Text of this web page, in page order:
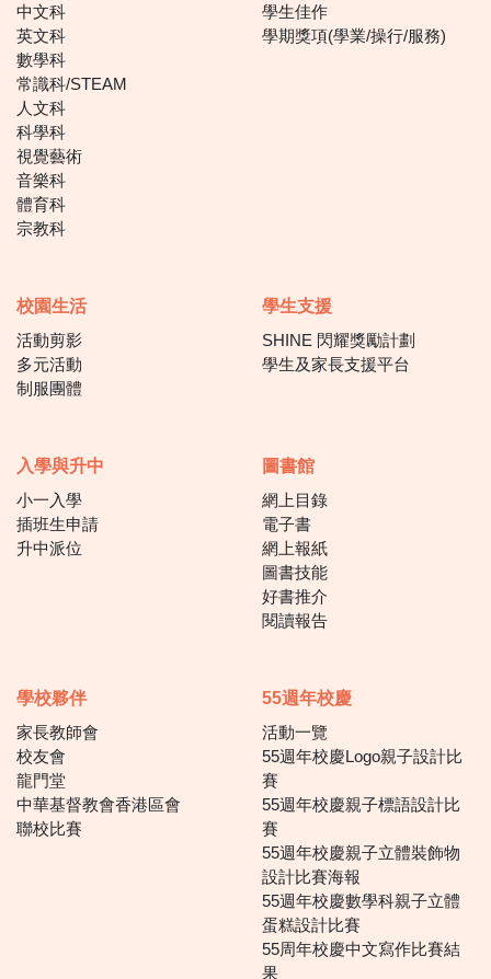
中文科
英文科
數學科
常識科/STEAM
人文科
科學科
視覺藝術
音樂科
體育科
宗教科
學生佳作
學期獎項(學業/操行/服務)
校園生活
活動剪影
多元活動
制服團體
學生支援
SHINE 閃耀獎勵計劃
學生及家長支援平台
入學與升中
小一入學
插班生申請
升中派位
圖書館
網上目錄
電子書
網上報紙
圖書技能
好書推介
閱讀報告
學校夥伴
家長教師會
校友會
龍門堂
中華基督教會香港區會
聯校比賽
55週年校慶
活動一覽
55週年校慶Logo親子設計比
賽
55週年校慶親子標語設計比
賽
55週年校慶親子立體裝飾物
設計比賽海報
55週年校慶數學科親子立體
蛋糕設計比賽
55周年校慶中文寫作比賽結
果